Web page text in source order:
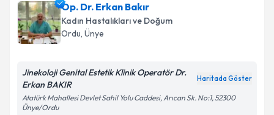
Op. Dr. Erkan Bakır
Kadın Hastalıkları ve Doğum
Ordu, Ünye
Jinekoloji Genital Estetik Klinik Operatör Dr.
Erkan BAKIR
Haritada Göster
Atatürk Mahallesi Devlet Sahil Yolu Caddesi, Arıcan Sk. No:1, 52300
Ünye/Ordu